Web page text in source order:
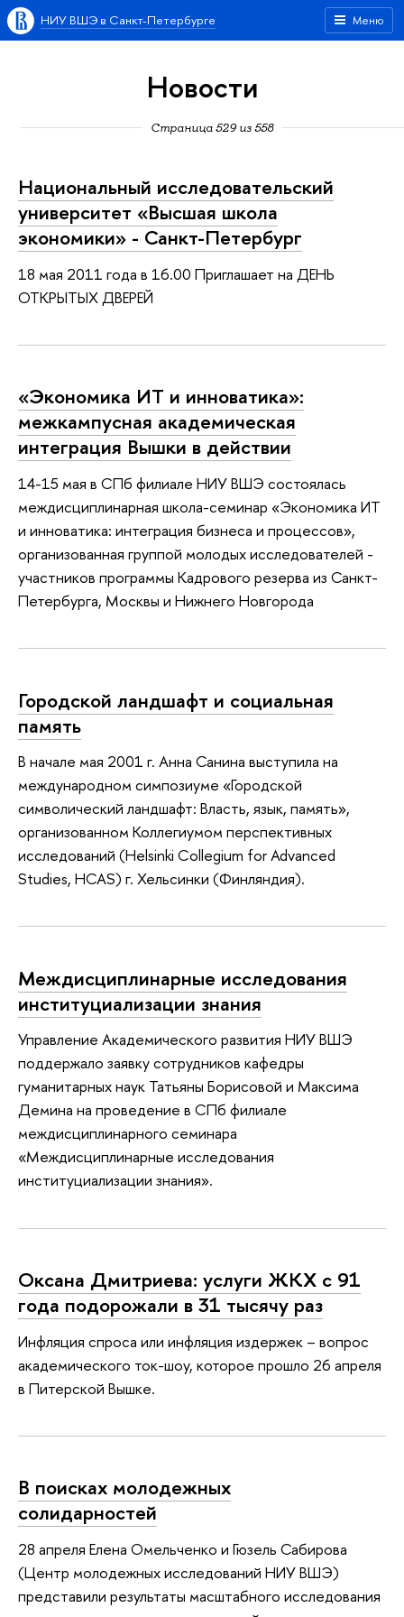
Меню
НИУ ВШЭ в Санкт-Петербурге
Новости
Страница 529 из 558
Национальный исследовательский
университет «Высшая школа
экономики» - Санкт-Петербург
18 мая 2011 года в 16.00 Приглашает на ДЕНЬ
ОТКРЫТЫХ ДВЕРЕЙ
«Экономика ИТ и инноватика»:
межкампусная академическая
интеграция Вышки в действии
14-15 мая в СПб филиале НИУ ВШЭ состоялась
междисциплинарная школа-семинар «Экономика ИТ
и инноватика: интеграция бизнеса и процессов»,
организованная группой молодых исследователей -
участников программы Кадрового резерва из Санкт-
Петербурга, Москвы и Нижнего Новгорода
Городской ландшафт и социальная
память
В начале мая 2001 г. Анна Санина выступила на
международном симпозиуме «Городской
символический ландшафт: Власть, язык, память»,
организованном Коллегиумом перспективных
исследований (Helsinki Collegium for Advanced
Studies, HCAS) г. Хельсинки (Финляндия).
Междисциплинарные исследования
институциализации знания
Управление Академического развития НИУ ВШЭ
поддержало заявку сотрудников кафедры
гуманитарных наук Татьяны Борисовой и Максима
Демина на проведение в СПб филиале
междисциплинарного семинара
«Междисциплинарные исследования
институциализации знания».
Оксана Дмитриева: услуги ЖКХ с 91
года подорожали в 31 тысячу раз
Инфляция спроса или инфляция издержек – вопрос
академического ток-шоу, которое прошло 26 апреля
в Питерской Вышке.
В поисках молодежных
солидарностей
28 апреля Елена Омельченко и Гюзель Сабирова
(Центр молодежных исследований НИУ ВШЭ)
представили результаты масштабного исследования